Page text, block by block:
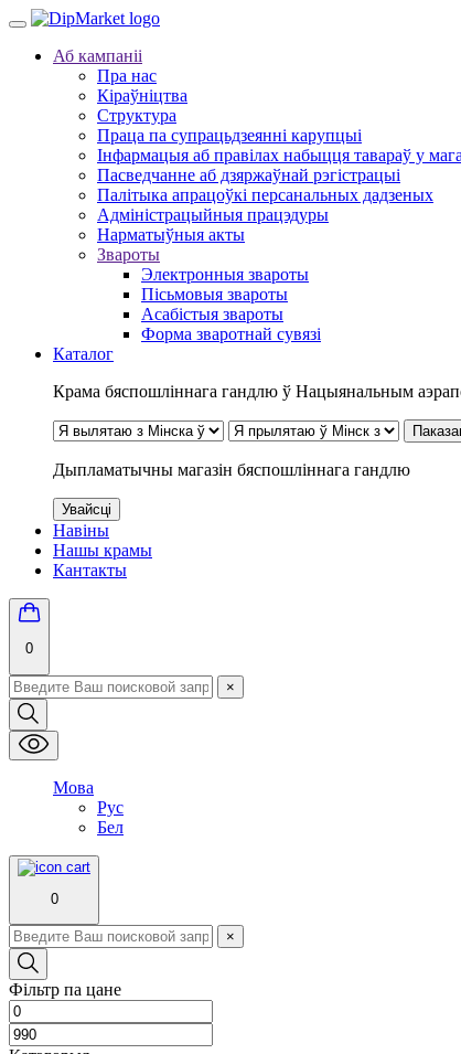
Аб кампаніі
Пра нас
Кіраўніцтва
Структура
Праца па супрацьдзеянні карупцыі
Інфармацыя аб правілах набыцця тавараў у
Пасведчанне аб дзяржаўнай рэгістрацыі
Палітыка апрацоўкі персанальных дадзеных
Адміністрацыйныя працэдуры
Нарматыўныя акты
Звароты
Электронныя звароты
Пісьмовыя звароты
Асабістыя звароты
Форма зваротнай сувязі
Каталог
Крама бяспошліннага гандлю ў Нацыянальным
Дыпламатычны магазін бяспошліннага гандлю
Увайсці
Навіны
Нашы крамы
Кантакты
0
×
Мова
Рус
Бел
0
×
Фільтр па цане